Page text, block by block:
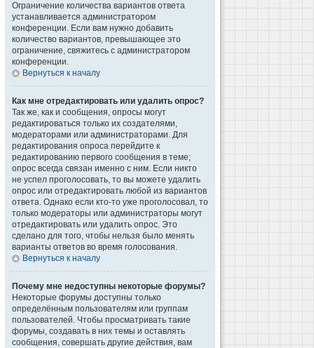
Ограничение количества вариантов ответа
устанавливается администратором
конференции. Если вам нужно добавить
количество вариантов, превышающее это
ограничение, свяжитесь с администратором
конференции.
Вернуться к началу
Как мне отредактировать или удалить опрос?
Так же, как и сообщения, опросы могут
редактироваться только их создателями,
модераторами или администраторами. Для
редактирования опроса перейдите к
редактированию первого сообщения в теме;
опрос всегда связан именно с ним. Если никто
не успел проголосовать, то вы можете удалить
опрос или отредактировать любой из вариантов
ответа. Однако если кто-то уже проголосовал, то
только модераторы или администраторы могут
отредактировать или удалить опрос. Это
сделано для того, чтобы нельзя было менять
варианты ответов во время голосования.
Вернуться к началу
Почему мне недоступны некоторые форумы?
Некоторые форумы доступны только
определённым пользователям или группам
пользователей. Чтобы просматривать такие
форумы, создавать в них темы и оставлять
сообщения, совершать другие действия, вам